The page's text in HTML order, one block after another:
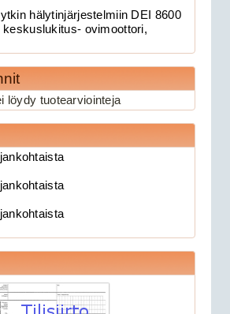
Clifford 330X1 C...
DEI 509U
hälytinjärjestelmiin DEI 8600
keskuslukitus- ovimoottori,
löydy tuotearviointeja